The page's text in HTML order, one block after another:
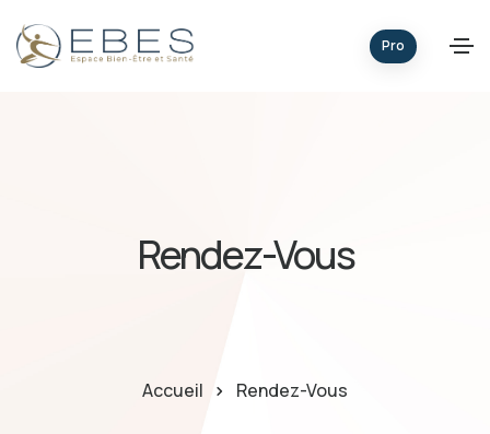
Pro
Rendez-Vous
Accueil Rendez-Vous